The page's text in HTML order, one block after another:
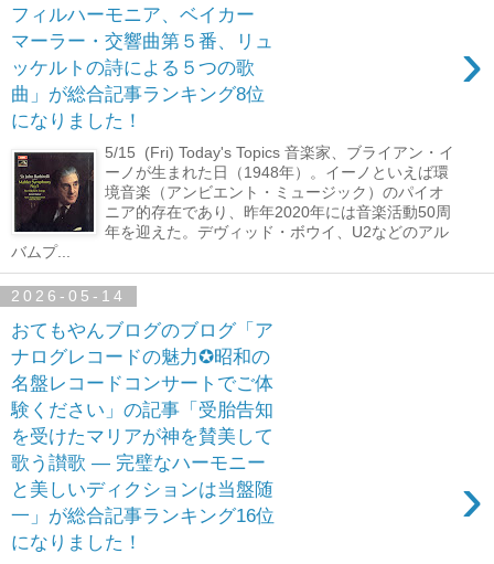
フィルハーモニア、ベイカー
マーラー・交響曲第５番、リュ
ッケルトの詩による５つの歌
曲」が総合記事ランキング8位
になりました！
›
5/15 (Fri) Today's Topics 音楽家、ブライアン・イ
ーノが生まれた日（1948年）。イーノといえば環
境音楽（アンビエント・ミュージック）のパイオ
ニア的存在であり、昨年2020年には音楽活動50周
年を迎えた。デヴィッド・ボウイ、U2などのアル
バムプ...
2026-05-14
おてもやんブログのブログ「ア
ナログレコードの魅力✪昭和の
名盤レコードコンサートでご体
験ください」の記事「受胎告知
を受けたマリアが神を賛美して
歌う讃歌 ― 完璧なハーモニー
と美しいディクションは当盤随
一」が総合記事ランキング16位
になりました！
›